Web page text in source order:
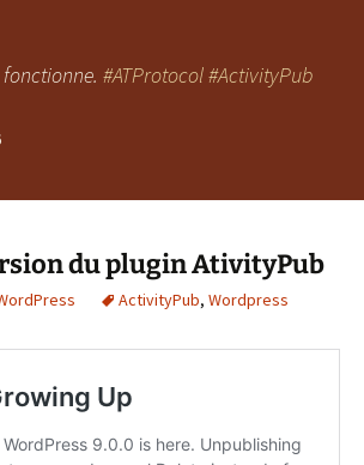
#ATProtocol#ActivityPub
du plugin AtivityPub
ActivityPub, Wordpress